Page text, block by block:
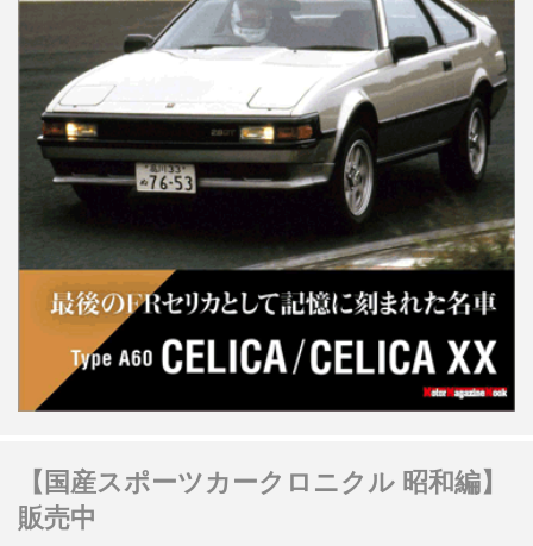
【国産スポーツカークロニクル 昭和編】
販売中